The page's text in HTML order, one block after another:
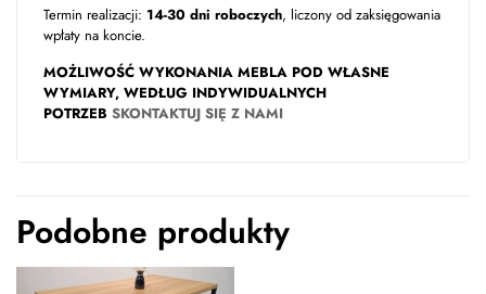
Termin realizacji: 14-30 dni roboczych, liczony od zaksięgowania
wpłaty na koncie.
MOŻLIWOŚĆ WYKONANIA MEBLA POD WŁASNE
WYMIARY, WEDŁUG INDYWIDUALNYCH
POTRZEB SKONTAKTUJ SIĘ Z NAMI
Podobne produkty